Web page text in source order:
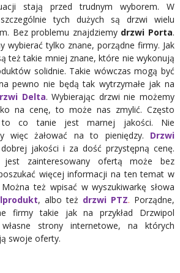
stają przed trudnym wyborem. W
tych dużych są drzwi wielu
Bez problemu znajdziemy drzwi Porta.
wybierać tylko znane, porządne firmy. Jak
też takie mniej znane, które nie wykonują
solidnie. Takie wówczas mogą być
pewno nie będą tak wytrzymałe jak na
Delta. Wybierając drzwi nie możemy
na cenę, to może nas zmylić. Często
to co tanie jest marnej jakości. Nie
więc żałować na to pieniędzy. Drzwi
jakości i za dość przystępną cenę.
jest zainteresowany ofertą może bez
więcej informacji na ten temat w
Można też wpisać w wyszukiwarkę słowa
, albo też drzwi PTZ. Porządne,
firmy takie jak na przykład Drzwipol
strony internetowe, na których
swoje oferty.